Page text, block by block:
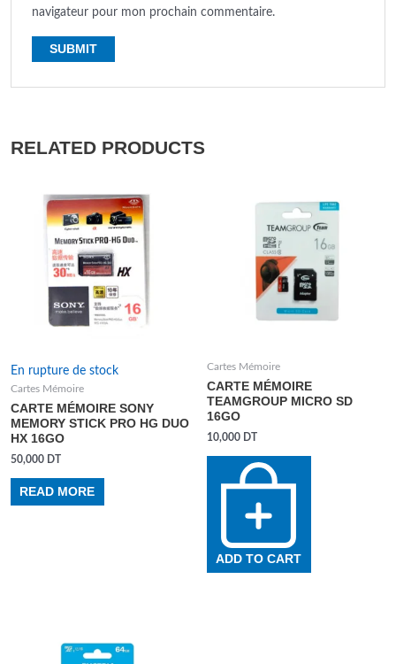
navigateur pour mon prochain commentaire.
RELATED PRODUCTS
En rupture de stock
Cartes Mémoire
CARTE MÉMOIRE SONY
MEMORY STICK PRO HG DUO
HX 16GO
50,000 DT
READ MORE
Cartes Mémoire
CARTE MÉMOIRE
TEAMGROUP MICRO SD
16GO
10,000 DT
ADD TO CART